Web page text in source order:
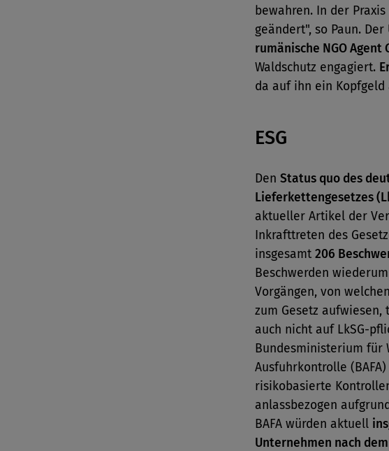
bewahren. In der
geändert", so Paun.
rumänische NGO Agent
Waldschutz engagiert.
da auf ihn ein Kopfgeld
ESG
Den Status quo des
Lieferkettengesetzes
aktueller Artikel der
Inkrafttreten des
insgesamt 206
Beschwerden
Vorgängen, von
zum Gesetz
auch nicht auf LkSG-
Bundesministerium für
Ausfuhrkontrolle
risikobasierte
anlassbezogen
BAFA würden aktuell
Unternehmen nach dem